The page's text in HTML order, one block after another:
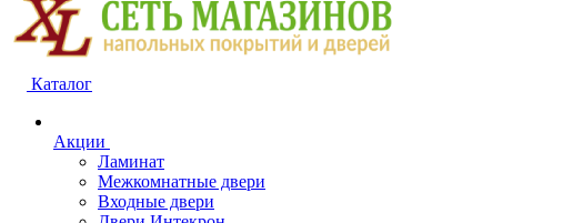
Каталог
Акции
Ламинат
Межкомнатные двери
Входные двери